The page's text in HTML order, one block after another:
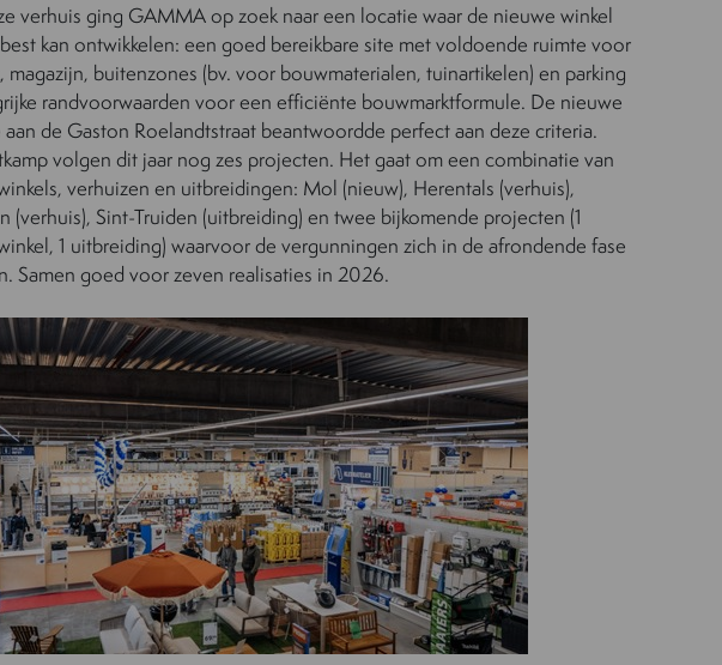
verhuis ging GAMMA op zoek naar een locatie waar de nieuwe winkel
kan ontwikkelen: een goed bereikbare site met voldoende ruimte voor
magazijn, buitenzones (bv. voor bouwmaterialen, tuinartikelen) en parking
randvoorwaarden voor een efficiënte bouwmarktformule. De nieuwe
de Gaston Roelandtstraat beantwoordde perfect aan deze criteria.
volgen dit jaar nog zes projecten. Het gaat om een combinatie van
verhuizen en uitbreidingen: Mol (nieuw), Herentals (verhuis),
(verhuis), Sint-Truiden (uitbreiding) en twee bijkomende projecten (1
1 uitbreiding) waarvoor de vergunningen zich in de afrondende fase
Samen goed voor zeven realisaties in 2026.